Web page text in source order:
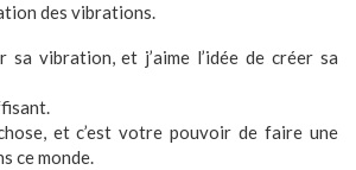
des vibrations.
sa vibration, et j’aime l’idée de créer sa
et c’est votre pouvoir de faire une
ce monde.